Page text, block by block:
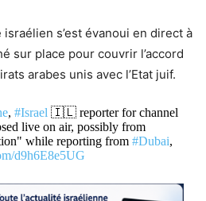
s’est évanoui en direct à
sur place pour couvrir l’accord
arabes unis avec l’Etat juif.
, #Israel 🇮🇱 reporter for channel
live on air, possibly from
while reporting from #Dubai,
d9h6E8e5UG